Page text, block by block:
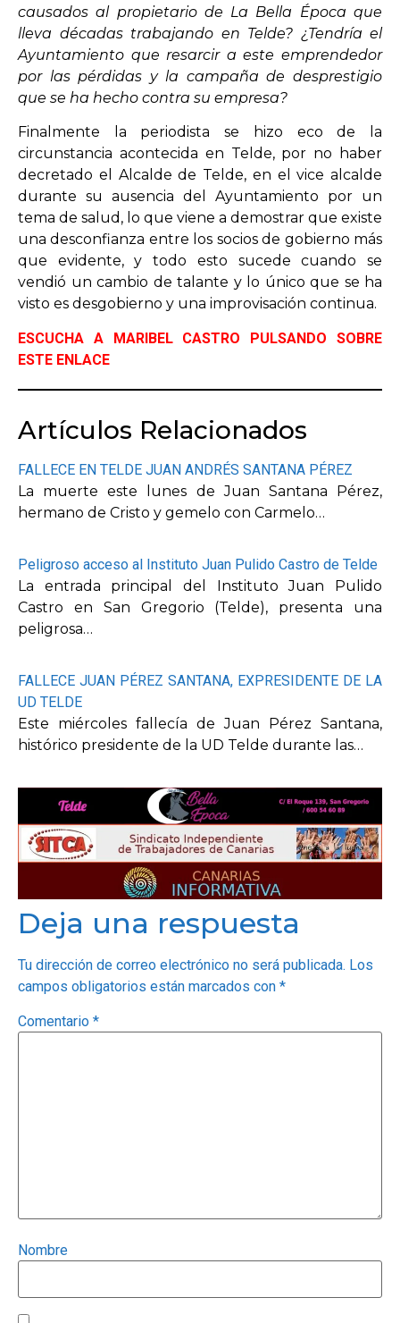
causados al propietario de La Bella Época que
lleva décadas trabajando en Telde? ¿Tendría el
Ayuntamiento que resarcir a este emprendedor
por las pérdidas y la campaña de desprestigio
que se ha hecho contra su empresa?
Finalmente la periodista se hizo eco de la
circunstancia acontecida en Telde, por no haber
decretado el Alcalde de Telde, en el vice alcalde
durante su ausencia del Ayuntamiento por un
tema de salud, lo que viene a demostrar que existe
una desconfianza entre los socios de gobierno más
que evidente, y todo esto sucede cuando se
vendió un cambio de talante y lo único que se ha
visto es desgobierno y una improvisación continua.
ESCUCHA A MARIBEL CASTRO PULSANDO SOBRE
ESTE ENLACE
Artículos Relacionados
FALLECE EN TELDE JUAN ANDRÉS SANTANA PÉREZ
La muerte este lunes de Juan Santana Pérez,
hermano de Cristo y gemelo con Carmelo…
Peligroso acceso al Instituto Juan Pulido Castro de Telde
La entrada principal del Instituto Juan Pulido
Castro en San Gregorio (Telde), presenta una
peligrosa…
FALLECE JUAN PÉREZ SANTANA, EXPRESIDENTE DE LA
UD TELDE
Este miércoles fallecía de Juan Pérez Santana,
histórico presidente de la UD Telde durante las…
Deja una respuesta
Tu dirección de correo electrónico no será publicada. Los
campos obligatorios están marcados con *
Comentario *
Nombre